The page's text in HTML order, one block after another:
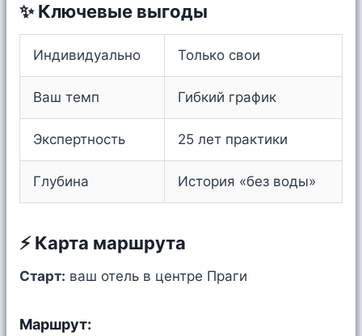
✨ Ключевые выгоды
Индивидуально Только свои
Ваш темп Гибкий график
Экспертность 25 лет практики
Глубина История «без воды»
⚡ Карта маршрута
Старт: ваш отель в центре Праги
Маршрут: